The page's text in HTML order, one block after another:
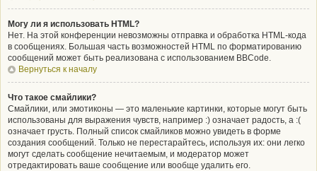
Могу ли я использовать HTML?
Нет. На этой конференции невозможны отправка и обработка HTML-кода
в сообщениях. Большая часть возможностей HTML по форматированию
сообщений может быть реализована с использованием BBCode.
Вернуться к началу
Что такое смайлики?
Смайлики, или эмотиконы — это маленькие картинки, которые могут быть
использованы для выражения чувств, например :) означает радость, а :(
означает грусть. Полный список смайликов можно увидеть в форме
создания сообщений. Только не перестарайтесь, используя их: они легко
могут сделать сообщение нечитаемым, и модератор может
отредактировать ваше сообщение или вообще удалить его.